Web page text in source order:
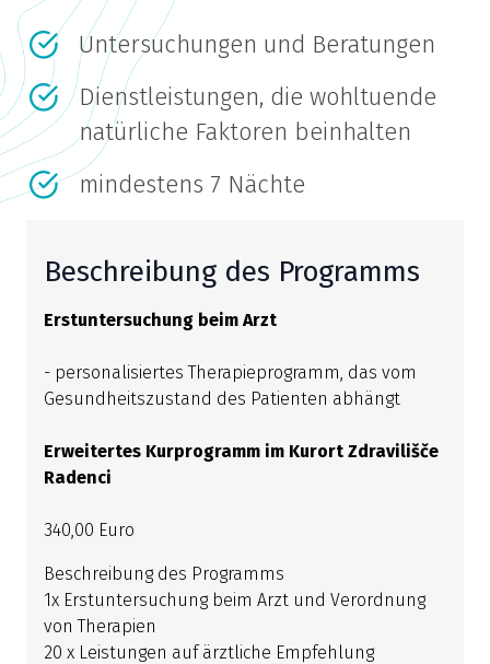
Untersuchungen und Beratungen
Dienstleistungen, die wohltuende
natürliche Faktoren beinhalten
mindestens 7 Nächte
Beschreibung des Programms
Erstuntersuchung beim Arzt
- personalisiertes Therapieprogramm, das vom
Gesundheitszustand des Patienten abhängt
Erweitertes Kurprogramm im Kurort Zdravilišče
Radenci
340,00 Euro
Beschreibung des Programms
1x Erstuntersuchung beim Arzt und Verordnung
von Therapien
20 x Leistungen auf ärztliche Empfehlung